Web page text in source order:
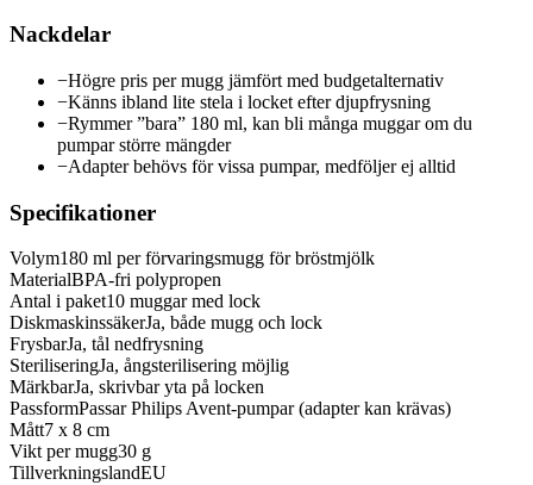
Nackdelar
−Högre pris per mugg jämfört med budgetalternativ
−Känns ibland lite stela i locket efter djupfrysning
−Rymmer ”bara” 180 ml, kan bli många muggar om du
pumpar större mängder
−Adapter behövs för vissa pumpar, medföljer ej alltid
Specifikationer
Volym180 ml per förvaringsmugg för bröstmjölk
MaterialBPA-fri polypropen
Antal i paket10 muggar med lock
DiskmaskinssäkerJa, både mugg och lock
FrysbarJa, tål nedfrysning
SteriliseringJa, ångsterilisering möjlig
MärkbarJa, skrivbar yta på locken
PassformPassar Philips Avent-pumpar (adapter kan krävas)
Mått7 x 8 cm
Vikt per mugg30 g
TillverkningslandEU